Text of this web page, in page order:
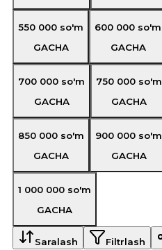
550 000 so'm
GACHA
600 000 so'm
GACHA
700 000 so'm
GACHA
750 000 so'm
GACHA
850 000 so'm
GACHA
900 000 so'm
GACHA
1 000 000 so'm
GACHA
Saralash Filtrlash